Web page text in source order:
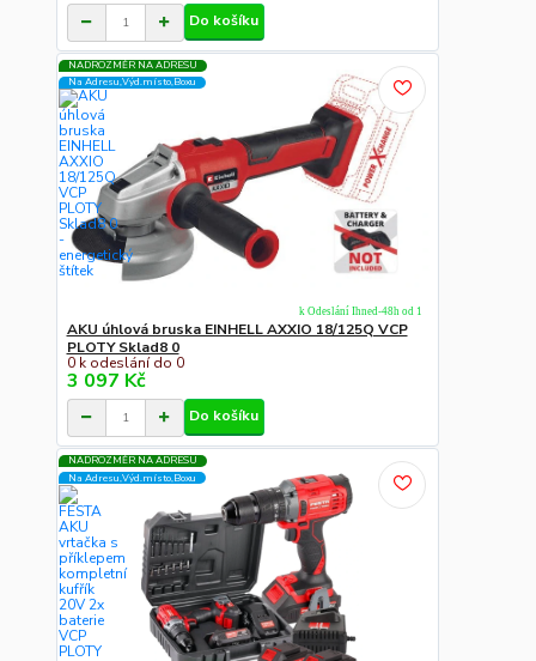
Do košíku
NADROZMĚR NA ADRESU
Na Adresu,Výd.místo,Boxu
AKU úhlová bruska EINHELL AXXIO 18/125Q VCP
PLOTY Sklad8 0
0 k odeslání do 0
3 097 Kč
k Odeslání Ihned-48h od 1
Do košíku
NADROZMĚR NA ADRESU
Na Adresu,Výd.místo,Boxu